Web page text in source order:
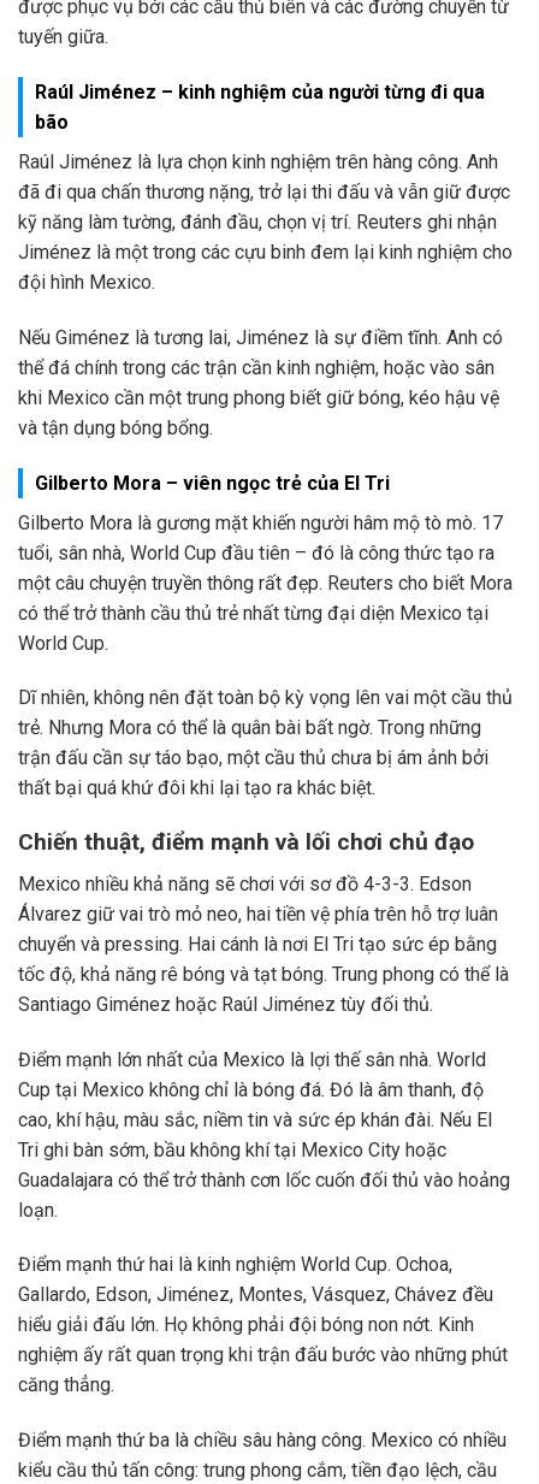
được phục vụ bởi các cầu thủ biên và các đường chuyền từ
tuyến giữa.
Raúl Jiménez – kinh nghiệm của người từng đi qua
bão
Raúl Jiménez là lựa chọn kinh nghiệm trên hàng công. Anh
đã đi qua chấn thương nặng, trở lại thi đấu và vẫn giữ được
kỹ năng làm tường, đánh đầu, chọn vị trí. Reuters ghi nhận
Jiménez là một trong các cựu binh đem lại kinh nghiệm cho
đội hình Mexico.
Nếu Giménez là tương lai, Jiménez là sự điềm tĩnh. Anh có
thể đá chính trong các trận cần kinh nghiệm, hoặc vào sân
khi Mexico cần một trung phong biết giữ bóng, kéo hậu vệ
và tận dụng bóng bổng.
Gilberto Mora – viên ngọc trẻ của El Tri
Gilberto Mora là gương mặt khiến người hâm mộ tò mò. 17
tuổi, sân nhà, World Cup đầu tiên – đó là công thức tạo ra
một câu chuyện truyền thông rất đẹp. Reuters cho biết Mora
có thể trở thành cầu thủ trẻ nhất từng đại diện Mexico tại
World Cup.
Dĩ nhiên, không nên đặt toàn bộ kỳ vọng lên vai một cầu thủ
trẻ. Nhưng Mora có thể là quân bài bất ngờ. Trong những
trận đấu cần sự táo bạo, một cầu thủ chưa bị ám ảnh bởi
thất bại quá khứ đôi khi lại tạo ra khác biệt.
Chiến thuật, điểm mạnh và lối chơi chủ đạo
Mexico nhiều khả năng sẽ chơi với sơ đồ 4-3-3. Edson
Álvarez giữ vai trò mỏ neo, hai tiền vệ phía trên hỗ trợ luân
chuyển và pressing. Hai cánh là nơi El Tri tạo sức ép bằng
tốc độ, khả năng rê bóng và tạt bóng. Trung phong có thể là
Santiago Giménez hoặc Raúl Jiménez tùy đối thủ.
Điểm mạnh lớn nhất của Mexico là lợi thế sân nhà. World
Cup tại Mexico không chỉ là bóng đá. Đó là âm thanh, độ
cao, khí hậu, màu sắc, niềm tin và sức ép khán đài. Nếu El
Tri ghi bàn sớm, bầu không khí tại Mexico City hoặc
Guadalajara có thể trở thành cơn lốc cuốn đối thủ vào hoảng
loạn.
Điểm mạnh thứ hai là kinh nghiệm World Cup. Ochoa,
Gallardo, Edson, Jiménez, Montes, Vásquez, Chávez đều
hiểu giải đấu lớn. Họ không phải đội bóng non nớt. Kinh
nghiệm ấy rất quan trọng khi trận đấu bước vào những phút
căng thẳng.
Điểm mạnh thứ ba là chiều sâu hàng công. Mexico có nhiều
kiểu cầu thủ tấn công: trung phong cắm, tiền đạo lệch, cầu